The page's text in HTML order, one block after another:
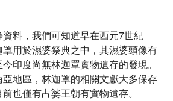
料，我們可知道早在西元7世紀
用於濕婆祭典之中，其濕婆頭像有
印度尚無林迦罩實物遺存的發現。
地區，林迦罩的相關文獻大多保存
也僅有占婆王朝有實物遺存。